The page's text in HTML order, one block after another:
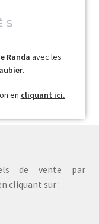
Randa avec les
.
en cliquant ici.
de vente par
cliquant sur :